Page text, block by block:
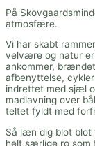
På
atmosfære.
Vi har skabt
velvære og natur er
ankommer,
afbenyttelse,
indrettet med sjæl
madlavning over
teltet fyldt med
Så læn dig blot blot
helt særlige ro som